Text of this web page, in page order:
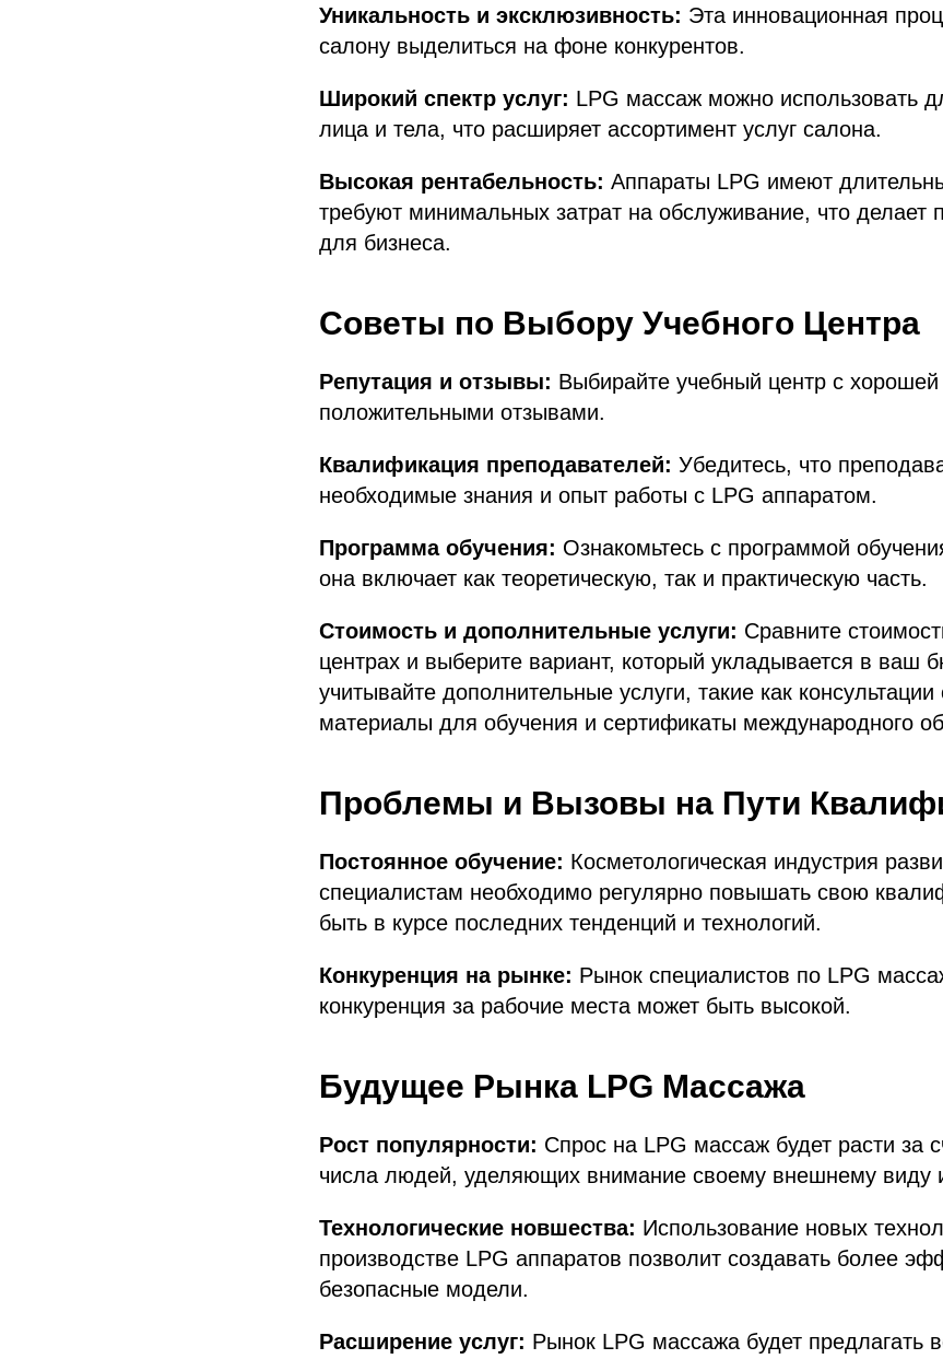
Уникальность и эксклюзивность: Эта инновационная
салону выделиться на фоне конкурентов.
Широкий спектр услуг: LPG массаж можно использовать
лица и тела, что расширяет ассортимент услуг салона.
Высокая рентабельность: Аппараты LPG имеют
требуют минимальных затрат на обслуживание, что делает
для бизнеса.
Советы по Выбору Учебного Центра
Репутация и отзывы: Выбирайте учебный центр с хорошей
положительными отзывами.
Квалификация преподавателей: Убедитесь, что
необходимые знания и опыт работы с LPG аппаратом.
Программа обучения: Ознакомьтесь с программой
она включает как теоретическую, так и практическую часть.
Стоимость и дополнительные услуги: Сравните
центрах и выберите вариант, который укладывается в ваш
учитывайте дополнительные услуги, такие как
материалы для обучения и сертификаты международного
Проблемы и Вызовы на Пути
Постоянное обучение: Косметологическая индустрия
специалистам необходимо регулярно повышать свою
быть в курсе последних тенденций и технологий.
Конкуренция на рынке: Рынок специалистов по LPG
конкуренция за рабочие места может быть высокой.
Будущее Рынка LPG Массажа
Рост популярности: Спрос на LPG массаж будет расти за
числа людей, уделяющих внимание своему внешнему виду
Технологические новшества: Использование новых
производстве LPG аппаратов позволит создавать более
безопасные модели.
Расширение услуг: Рынок LPG массажа будет предлагать